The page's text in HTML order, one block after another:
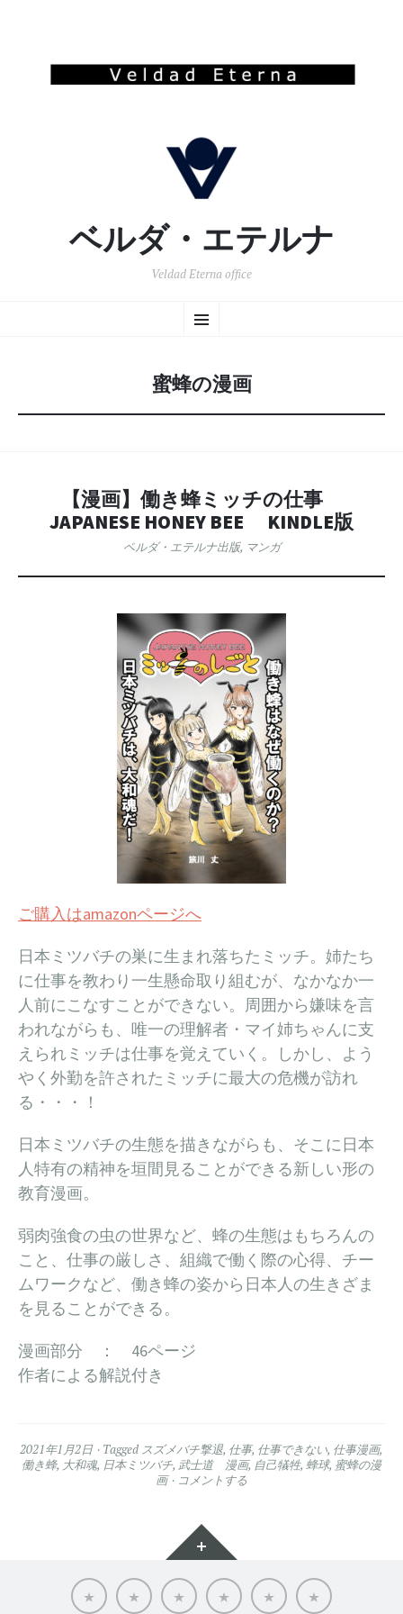
ベルダ・エテルナ
Veldad Eterna office
メ
ュ
ン
へ
動
蜜蜂の漫画
【漫画】働き蜂ミッチの仕事
JAPANESE HONEY BEE KINDLE版
ベルダ・エテルナ出版, マンガ
ご購入はamazonページへ
日本ミツバチの巣に生まれ落ちたミッチ。姉たち
に仕事を教わり一生懸命取り組むが、なかなか一
人前にこなすことができない。周囲から嫌味を言
われながらも、唯一の理解者・マイ姉ちゃんに支
えられミッチは仕事を覚えていく。しかし、よう
やく外勤を許されたミッチに最大の危機が訪れ
る・・・！
日本ミツバチの生態を描きながらも、そこに日本
人特有の精神を垣間見ることができる新しい形の
教育漫画。
弱肉強食の虫の世界など、蜂の生態はもちろんの
こと、仕事の厳しさ、組織で働く際の心得、チー
ムワークなど、働き蜂の姿から日本人の生きざま
を見ることができる。
漫画部分 ： 46ページ
作者による解説付き
2021年1月2日 Tagged スズメバチ撃退, 仕事, 仕事できない, 仕事漫画,
働き蜂, 大和魂, 日本ミツバチ, 武士道 漫画, 自己犠牲, 蜂球, 蜜蜂の漫
画
コメントする
ウ
ィ
ジ
ェ
ホ
ー
ム
ブ
ラ
ン
ベ
ル
ダ・
お
知
ら
Works 関
連
メ